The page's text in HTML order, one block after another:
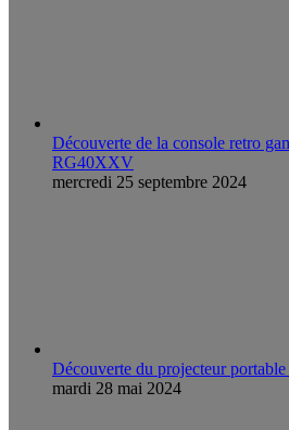
Découverte de la console retro
RG40XXV
mercredi 25 septembre 2024
Découverte du projecteur
mardi 28 mai 2024